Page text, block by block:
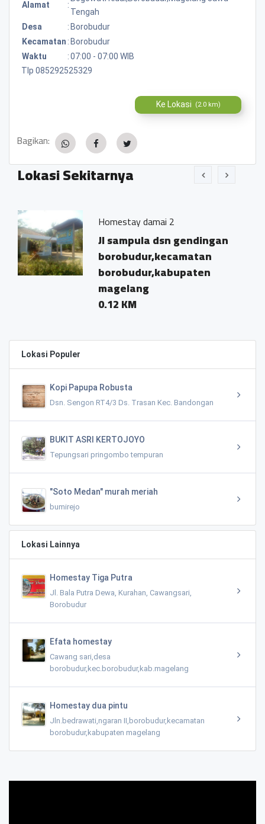
Alamat :
Tengah
Desa
: Borobudur
Kecamatan : Borobudur
Waktu
:07:00 - 07:00 WIB
Tlp 085292525329
Ke Lokasi (2.0 km)
Bagikan:
Lokasi Sekitarnya
Homestay damai 2
Jl sampula dsn gendingan
borobudur,kecamatan
borobudur,kabupaten
Lokasi Populer
Kopi Papupa Robusta
Dsn. Sengon RT4/3 Ds. Trasan Kec. Bandongan
BUKIT ASRI KERTOJOYO
Tepungsari pringombo tempuran
"Soto Medan" murah meriah
bumirejo
Lokasi Lainnya
Homestay Tiga Putra
Jl. Bala Putra Dewa, Kurahan, Cawangsari,
Borobudur
Efata homestay
Cawang sari,desa
borobudur,kec.borobudur,kab.magelang
Homestay dua pintu
Jln.bedrawati,ngaran II,borobudur,kecamatan
borobudur,kabupaten magelang